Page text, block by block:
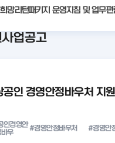
망리턴패키지 운영지침 및 업무편
업공고
공인 경영안정바우처 지
인경영안
우
#경영안정바우처 #경영안